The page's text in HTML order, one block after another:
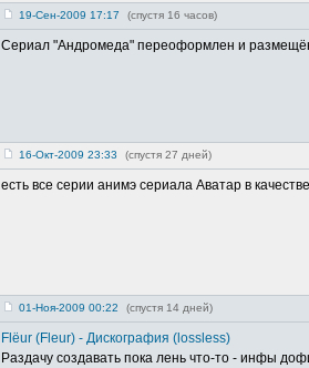
19-Сен-2009 17:17 (спустя 16 часов)
Сериал "Андромеда" переоформлен и
16-Окт-2009 23:33 (спустя 27 дней)
есть все серии анимэ сериала Аватар в
01-Ноя-2009 00:22 (спустя 14 дней)
Flёur (Fleur) - Дискография (lossless)
Раздачу создавать пока лень что-то - инфы